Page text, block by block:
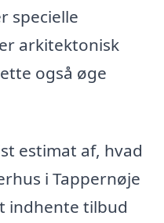
specielle
arkitektonisk
også øge
estimat af, hvad
i Tappernøje
indhente tilbud